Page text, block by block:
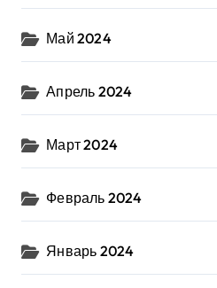
Май 2024
Апрель 2024
Март 2024
Февраль 2024
Январь 2024